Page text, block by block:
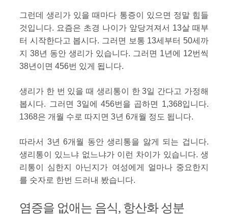
그런데 생리가 있을 때마다 통증이 있으면 정말 힘들
것입니다. 요즘은 초경 나이가 앞당겨져서 13살 때부
터 시작한다고 봅시다. 그러면 보통 13세부터 50세까
지 38년 동안 생리가 있습니다. 그러면 1년에 12번씩
38년이면 456번 있게 됩니다.
생리가 한 번 있을 때 생리통이 한 3일 간다고 가정해
봅시다. 그러면 3일에 456번을 곱하면 1,368입니다.
1368은 개월 수로 따지면 3년 6개월 정도 됩니다.
따라서 3년 6개월 동안 생리통을 앓게 되는 겁니다.
생리통이 있느냐 없느냐가 이런 차이가 있습니다. 생
리통이 심한지 아닌지가 여성에게 얼마나 중요한지
를 숫자로 한번 드러내 봤습니다.
염증을 없애는 음식, 항산화 성분